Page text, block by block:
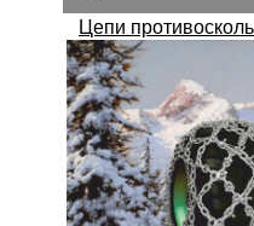
Цепи